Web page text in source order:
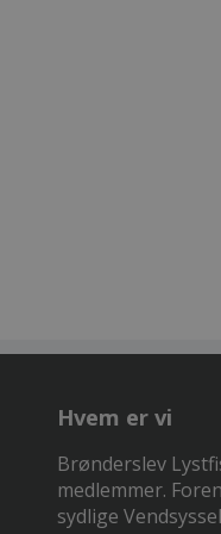
Hvem er vi
Brønderslev
medlemmer.
sydlige